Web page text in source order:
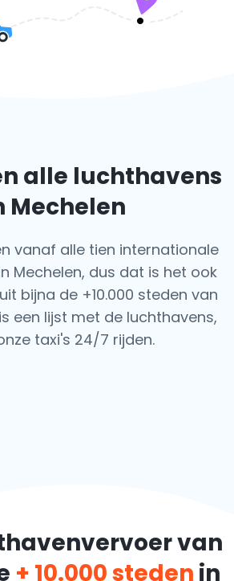
alle luchthavens
Mechelen
vanaf alle tien internationale
Mechelen, dus dat is het ook
bijna de +10.000 steden van
een lijst met de luchthavens,
taxi's 24/7 rijden.
van
+ 10.000 steden in